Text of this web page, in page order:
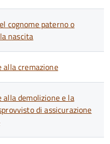
cognome paterno o
nascita
alla cremazione
alla demolizione e la
di assicurazione